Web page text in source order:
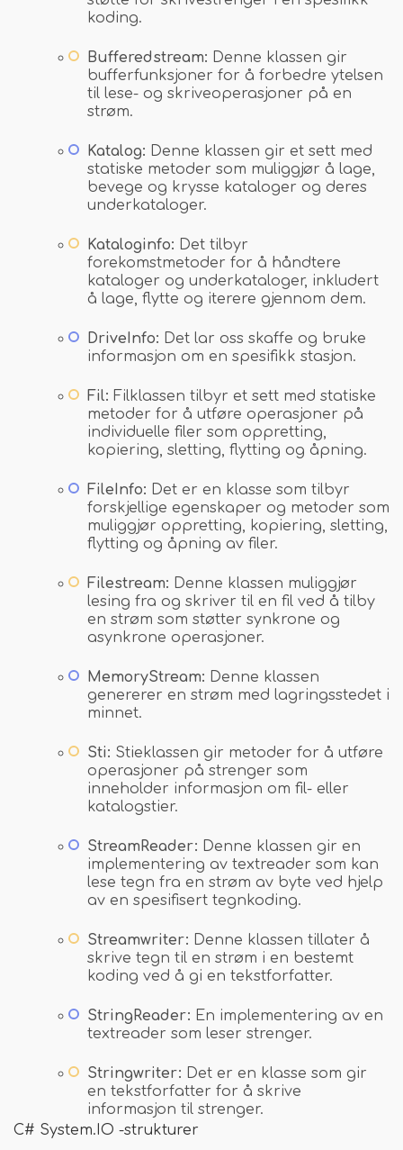
koding.
Bufferedstream: Denne klassen gir
bufferfunksjoner for å forbedre ytelsen
til lese- og skriveoperasjoner på en
strøm.
Katalog: Denne klassen gir et sett med
statiske metoder som muliggjør å lage,
bevege og krysse kataloger og deres
underkataloger.
Kataloginfo: Det tilbyr
forekomstmetoder for å håndtere
kataloger og underkataloger, inkludert
å lage, flytte og iterere gjennom dem.
DriveInfo: Det lar oss skaffe og bruke
informasjon om en spesifikk stasjon.
Fil: Filklassen tilbyr et sett med statiske
metoder for å utføre operasjoner på
individuelle filer som oppretting,
kopiering, sletting, flytting og åpning.
FileInfo: Det er en klasse som tilbyr
forskjellige egenskaper og metoder som
muliggjør oppretting, kopiering, sletting,
flytting og åpning av filer.
Filestream: Denne klassen muliggjør
lesing fra og skriver til en fil ved å tilby
en strøm som støtter synkrone og
asynkrone operasjoner.
MemoryStream: Denne klassen
genererer en strøm med lagringsstedet i
minnet.
Sti: Stieklassen gir metoder for å utføre
operasjoner på strenger som
inneholder informasjon om fil- eller
katalogstier.
StreamReader: Denne klassen gir en
implementering av textreader som kan
lese tegn fra en strøm av byte ved hjelp
av en spesifisert tegnkoding.
Streamwriter: Denne klassen tillater å
skrive tegn til en strøm i en bestemt
koding ved å gi en tekstforfatter.
StringReader: En implementering av en
textreader som leser strenger.
Stringwriter: Det er en klasse som gir
en tekstforfatter for å skrive
informasjon til strenger.
C# System.IO -strukturer